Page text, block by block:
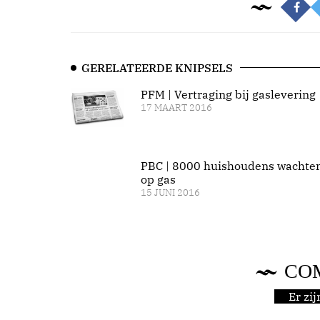
GERELATEERDE KNIPSELS
PFM | Vertraging bij gaslevering
17 MAART 2016
PBC | 8000 huishoudens
op gas
15 JUNI 2016
Er